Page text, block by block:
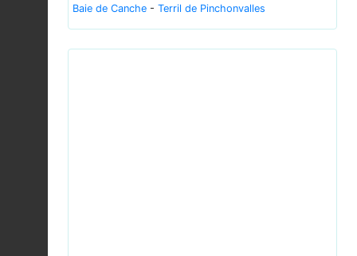
Baie de Canche - Terril de Pinchonvalles